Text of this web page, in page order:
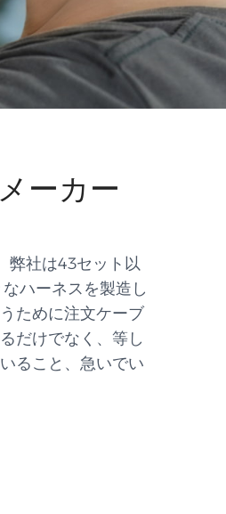
ーカー
弊社は43セット以
ハーネスを製造し
ために注文ケーブ
だけでなく、等し
ること、急いでい